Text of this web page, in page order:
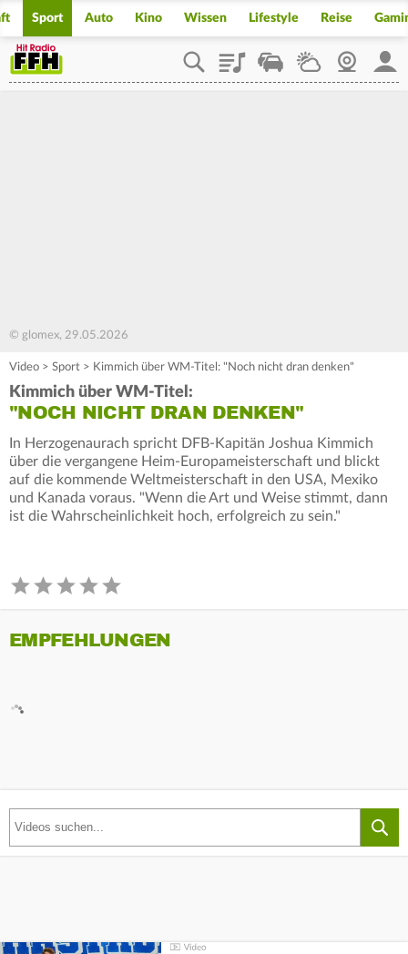
Sport Auto Kino Wissen Lifestyle Reise
PlaylistStaupilotWetterWebcam
© glomex, 29.05.2026
Video > Sport > Kimmich über WM-Titel: "Noch nicht dran denken"
Kimmich über WM-Titel:
"NOCH NICHT DRAN DENKEN"
In Herzogenaurach spricht DFB-Kapitän Joshua Kimmich
über die vergangene Heim-Europameisterschaft und blickt
auf die kommende Weltmeisterschaft in den USA, Mexiko
und Kanada voraus. "Wenn die Art und Weise stimmt, dann
ist die Wahrscheinlichkeit hoch, erfolgreich zu sein."
EMPFEHLUNGEN